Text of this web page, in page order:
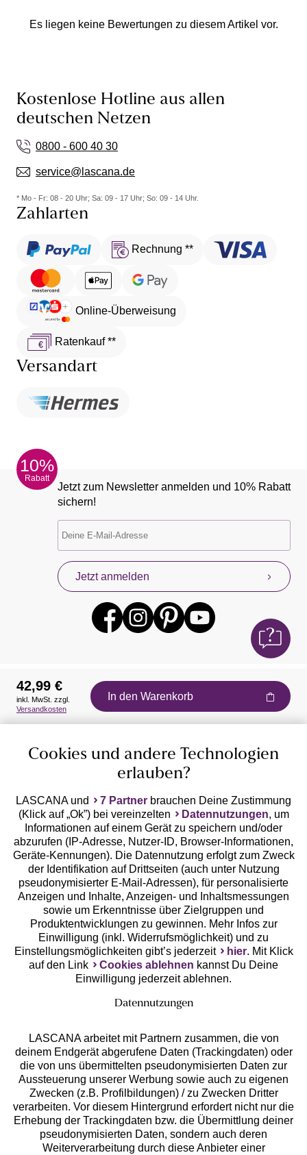
Es liegen keine Bewertungen zu diesem Artikel vor.
Kostenlose Hotline aus allen
deutschen Netzen
0800 - 600 40 30
service@lascana.de
* Mo - Fr: 08 - 20 Uhr; Sa: 09 - 17 Uhr; So: 09 - 14 Uhr.
Zahlarten
Rechnung **
Online-Überweisung
Ratenkauf **
Versandart
10%
Rabatt
Jetzt zum Newsletter anmelden und 10% Rabatt
sichern!
Jetzt anmelden
Auszeichnungen
Geprüfte Sicherheit
Unsere Apps
Services
Beratung
Über uns
42,99 €
inkl. MwSt. zzgl.
Versandkosten
In den Warenkorb
Cookies und andere Technologien
erlauben?
LASCANA und 7 Partner brauchen Deine Zustimmung
(Klick auf „Ok”) bei vereinzelten
Datennutzungen, um
Informationen auf einem Gerät zu speichern und/oder
abzurufen (IP-Adresse, Nutzer-ID, Browser-Informationen,
Geräte-Kennungen). Die Datennutzung erfolgt zum Zweck
der Identifikation auf Drittseiten (auch unter Nutzung
pseudonymisierter E-Mail-Adressen), für personalisierte
Anzeigen und Inhalte, Anzeigen- und Inhaltsmessungen
sowie um Erkenntnisse über Zielgruppen und
Produktentwicklungen zu gewinnen. Mehr Infos zur
Einwilligung (inkl. Widerrufsmöglichkeit) und zu
Einstellungsmöglichkeiten gibt’s jederzeit
hier. Mit Klick
auf den Link
Cookies ablehnen kannst Du Deine
Einwilligung jederzeit ablehnen.
Datennutzungen
LASCANA arbeitet mit Partnern zusammen, die von
deinem Endgerät abgerufene Daten (Trackingdaten) oder
die von uns übermittelten pseudonymisierten Daten zur
Aussteuerung unserer Werbung sowie auch zu eigenen
Zwecken (z.B. Profilbildungen) / zu Zwecken Dritter
verarbeiten. Vor diesem Hintergrund erfordert nicht nur die
Erhebung der Trackingdaten bzw. die Übermittlung deiner
pseudonymisierten Daten, sondern auch deren
Weiterverarbeitung durch diese Anbieter einer